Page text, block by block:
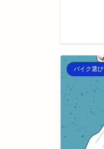
バイク選び